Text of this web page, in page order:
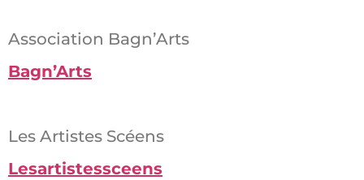
Association Bagn’Arts
Bagn’Arts
Les Artistes Scéens
Lesartistessceens